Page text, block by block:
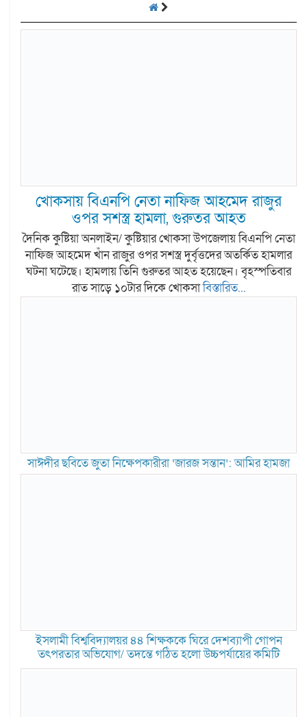
খোকসায় বিএনপি নেতা নাফিজ আহমেদ রাজুর
ওপর সশস্ত্র হামলা, গুরুতর আহত
দৈনিক কুষ্টিয়া অনলাইন/ কুষ্টিয়ার খোকসা উপজেলায় বিএনপি নেতা
নাফিজ আহমেদ খাঁন রাজুর ওপর সশস্ত্র দুর্বৃত্তদের অতর্কিত হামলার
ঘটনা ঘটেছে। হামলায় তিনি গুরুতর আহত হয়েছেন। বৃহস্পতিবার
রাত সাড়ে ১০টার দিকে খোকসাবিস্তারিত...
সাঈদীর ছবিতে জুতা নিক্ষেপকারীরা ‘জারজ সন্তান’: আমির হামজা
ইসলামী বিশ্ববিদ্যালয়র ৪৪ শিক্ষককে ঘিরে দেশব্যাপী গোপন
তৎপরতার অভিযোগ/ তদন্তে গঠিত হলো উচ্চপর্যায়ের কমিটি